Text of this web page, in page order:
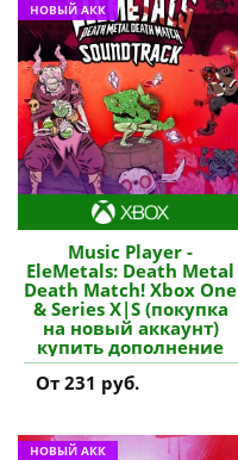
НОВЫЙ АКК
Music Player -
EleMetals: Death Metal
Death Match! Xbox One
& Series X|S (покупка
на новый аккаунт)
купить дополнение
От 231 руб.
НОВЫЙ АКК